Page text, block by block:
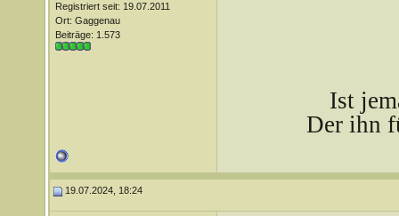
Registriert seit: 19.07.2011
Ort: Gaggenau
Beiträge: 1.573
Ist
Der ihn
19.07.2024, 18:24